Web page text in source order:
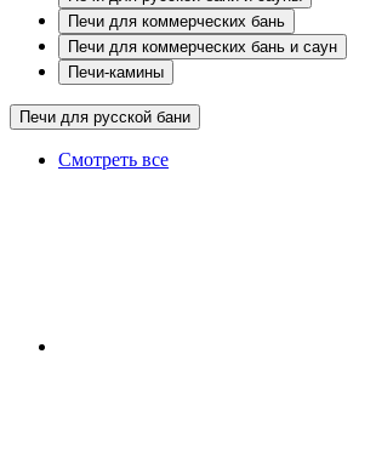
Печи для коммерческих бань
Печи для коммерческих бань и саун
Печи-камины
Печи для русской бани
Смотреть все